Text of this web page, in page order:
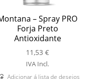
– Spray PRO
Forja Preto
Antioxidante
11,53€
IVA Incl.
Adicionar á lista de desejos